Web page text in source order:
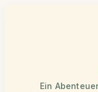
Ein